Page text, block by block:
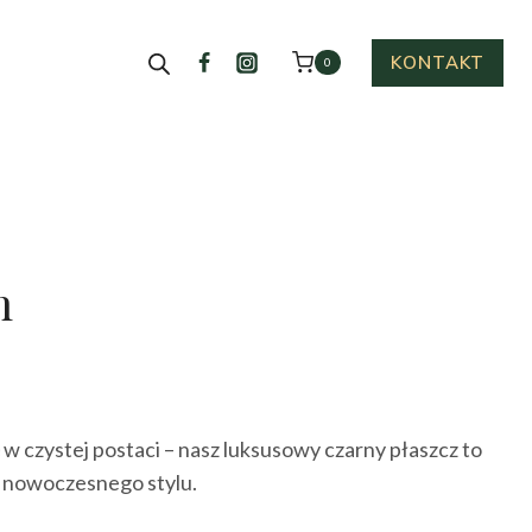
0 KONTAKT
czystej postaci – nasz luksusowy czarny płaszcz to
stylu.